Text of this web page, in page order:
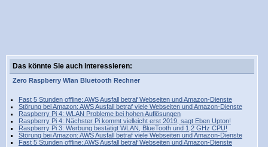
Das könnte Sie auch interessieren:
Zero Raspberry Wlan Bluetooth Rechner
Fast 5 Stunden offline: AWS Ausfall betraf Webseiten und Amazon-Dienste
Störung bei Amazon: AWS Ausfall betraf viele Webseiten und Amazon-Dienste
Raspberry Pi 4: WLAN Probleme bei hohen Auflösungen
Raspberry Pi 4: Nächster Pi kommt vielleicht erst 2019, sagt Eben Upton!
Raspberry Pi 3: Werbung bestätigt WLAN, BlueTooth und 1,2 GHz CPU!
Störung bei Amazon: AWS Ausfall betraf viele Webseiten und Amazon-Dienste
Fast 5 Stunden offline: AWS Ausfall betraf Webseiten und Amazon-Dienste